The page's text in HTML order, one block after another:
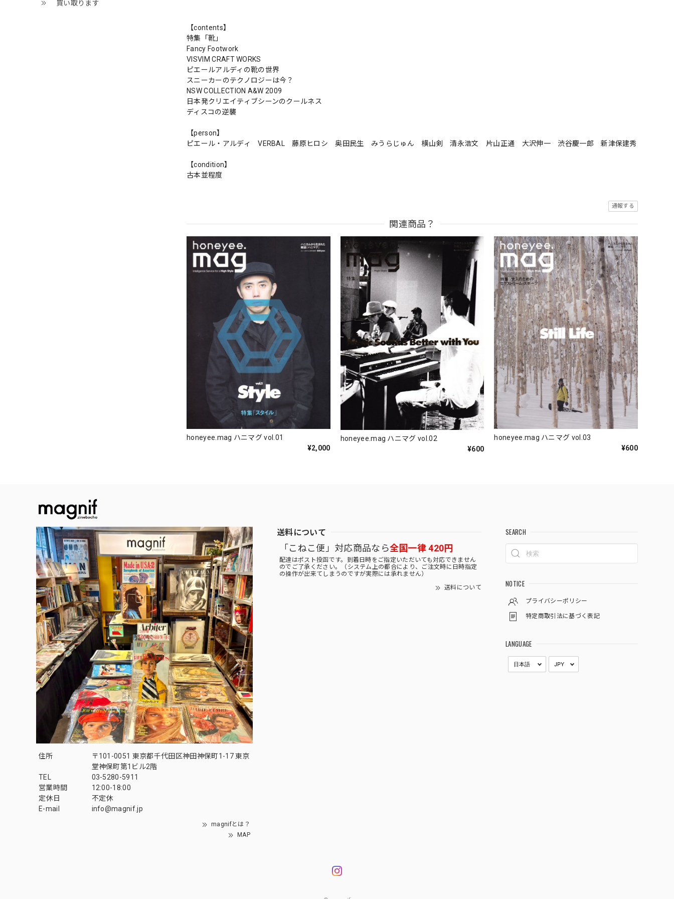
買い取ります
【contents】
特集「靴」
Fancy Footwork
VISVIM CRAFT WORKS
ピエールアルディの靴の世界
スニーカーのテクノロジーは今？
NSW COLLECTION A&W 2009
日本発クリエイティブシーンのクールネス
ディスコの逆襲
【person】
ピエール・アルディ VERBAL 藤原ヒロシ 奥田民生 みうらじゅん 横山剣 清永浩文 片山正通 大沢伸一 渋谷慶一郎 新津保建秀
【condition】
古本並程度
通報する
関連商品？
honeyee.mag ハニマグ vol.01
¥2,000
honeyee.mag ハニマグ vol.02
¥600
honeyee.mag ハニマグ vol.03
¥600
住所
〒101-0051 東京都千代田区神田神保町1-17 東京
堂神保町第1ビル2階
TEL
03-5280-5911
営業時間
12:00-18:00
定休日
不定休
E-mail
info@magnif.jp
magnifとは？
MAP
送料について
「こねこ便」対応商品なら全国一律 420円
配達はポスト投函です。到着日時をご指定いただいても対応できません
のでご了承ください。（システム上の都合により、ご注文時に日時指定
の操作が出来てしまうのですが実際には承れません）
送料について
SEARCH
NOTICE
プライバシーポリシー
特定商取引法に基づく表記
LANGUAGE